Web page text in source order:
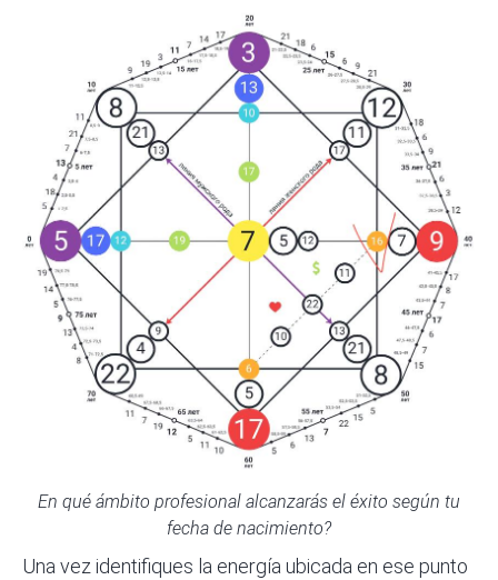
En qué ámbito profesional alcanzarás el éxito según tu
fecha de nacimiento?
Una vez identifiques la energía ubicada en ese punto